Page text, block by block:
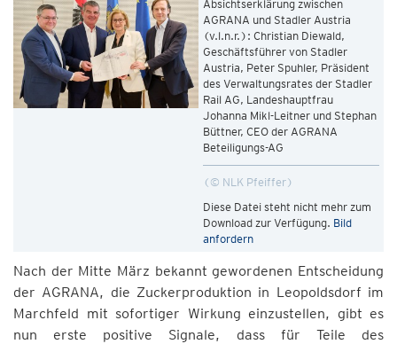
Absichtserklärung zwischen
AGRANA und Stadler Austria
(v.l.n.r.): Christian Diewald,
Geschäftsführer von Stadler
Austria, Peter Spuhler, Präsident
des Verwaltungsrates der Stadler
Rail AG, Landeshauptfrau
Johanna Mikl-Leitner und Stephan
Büttner, CEO der AGRANA
Beteiligungs-AG
© NLK Pfeiffer
Diese Datei steht nicht mehr zum
Download zur Verfügung. Bild
anfordern
Nach der Mitte März bekannt gewordenen Entscheidung
der AGRANA, die Zuckerproduktion in Leopoldsdorf im
Marchfeld mit sofortiger Wirkung einzustellen, gibt es
nun erste positive Signale, dass für Teile des